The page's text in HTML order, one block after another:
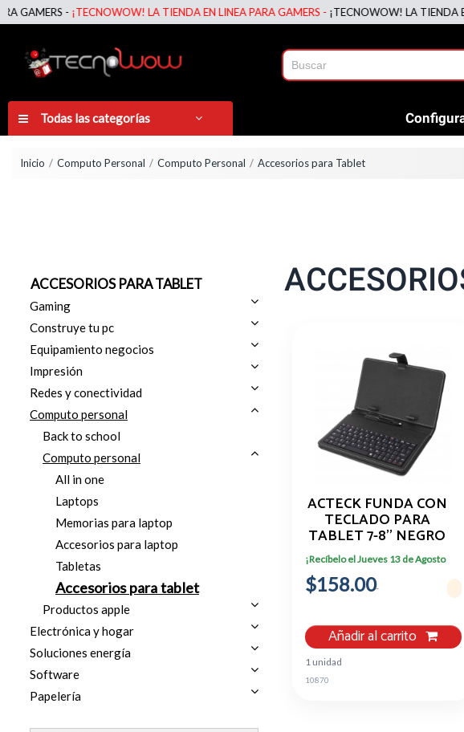
-¡TECNOWOW! LA TIENDA EN LINEA PARA GAMERS -¡TECNOWOW! LA TIENDA EN
Todas las categorías
Inicio Computo Personal Computo Personal Accesorios para Tablet
ACCESORIOS PARA TABLET
Gaming
Construye tu pc
Equipamiento negocios
Impresión
Redes y conectividad
Computo personal
Back to school
Computo personal
All in one
Laptops
Memorias para laptop
Accesorios para laptop
Tabletas
Accesorios para tablet
Productos apple
Electrónica y hogar
Soluciones energía
Software
Papelería
ACTECK FUNDA CON
TECLADO PARA
TABLET 7-8'' NEGRO
(MVFT-002)
¡Recíbelo el Jueves 13 de Agosto
$158.00
Añadir al carrito
1 unidad
10870